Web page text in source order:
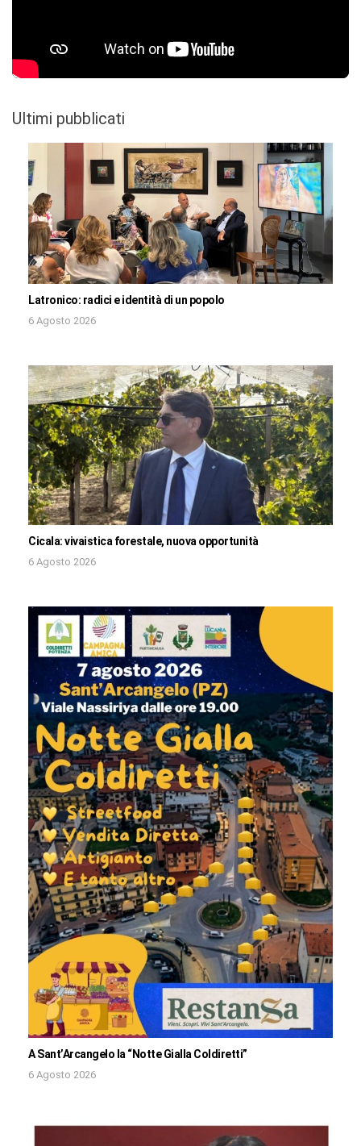
Ultimi pubblicati
Latronico: radici e identità di un popolo
6 Agosto 2026
Cicala: vivaistica forestale, nuova opportunità
6 Agosto 2026
A Sant’Arcangelo la “Notte Gialla Coldiretti”
6 Agosto 2026